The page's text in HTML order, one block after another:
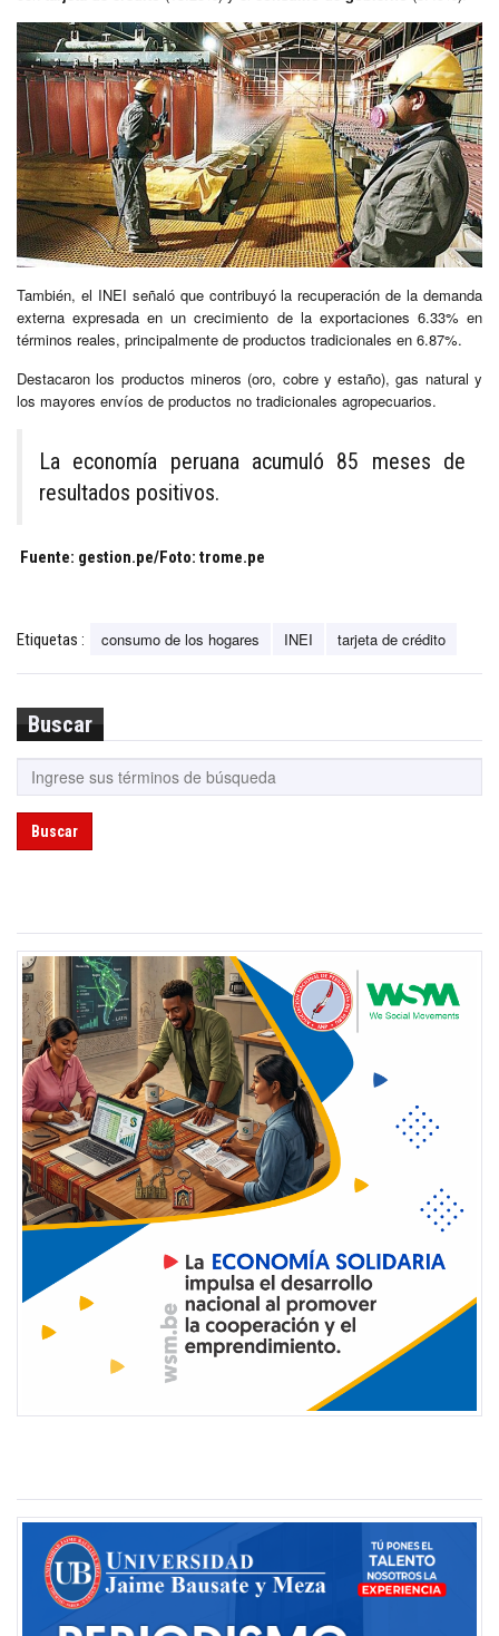
También, el INEI señaló que contribuyó la recuperación de la demanda
externa expresada en un crecimiento de la exportaciones 6.33% en
términos reales, principalmente de productos tradicionales en 6.87%.
Destacaron los productos mineros (oro, cobre y estaño), gas natural y
los mayores envíos de productos no tradicionales agropecuarios.
La economía peruana acumuló 85 meses de
resultados positivos.
Fuente: gestion.pe/Foto: trome.pe
Etiquetas : consumo de los hogares INEI tarjeta de crédito
Buscar
Buscar